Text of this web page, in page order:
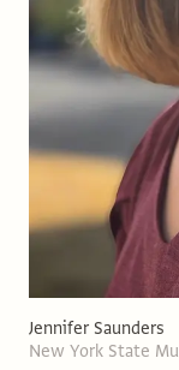
Jennifer Saunders
New York State